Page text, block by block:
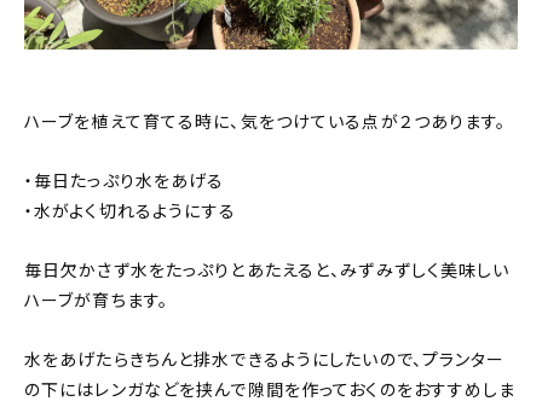
ハーブを植えて育てる時に、気をつけている点が２つあります。
・毎日たっぷり水をあげる
・水がよく切れるようにする
毎日欠かさず水をたっぷりとあたえると、みずみずしく美味しい
ハーブが育ちます。
水をあげたらきちんと排水できるようにしたいので、プランター
の下にはレンガなどを挟んで隙間を作っておくのをおすすめしま